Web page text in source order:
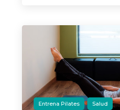
Entrena Pilates Salud